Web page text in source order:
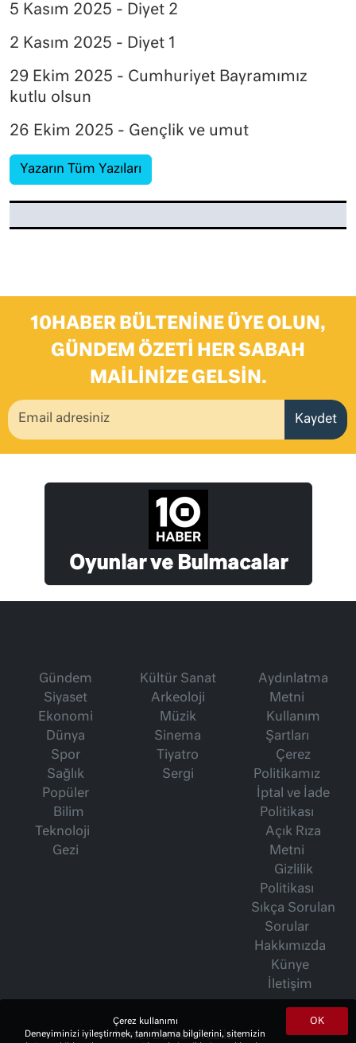
5 Kasım 2025 - Diyet 2
2 Kasım 2025 - Diyet 1
29 Ekim 2025 - Cumhuriyet Bayramımız
kutlu olsun
26 Ekim 2025 - Gençlik ve umut
Yazarın Tüm Yazıları
10HABER BÜLTENINE ÜYE OLUN,
GÜNDEM ÖZETI HER SABAH
MAILINIZE GELSIN.
Kaydet
Oyunlar ve Bulmacalar
Gündem
Siyaset
Ekonomi
Dünya
Spor
Sağlık
Popüler
Bilim
Teknoloji
Gezi
Kültür Sanat
Arkeoloji
Müzik
Sinema
Tiyatro
Sergi
Aydınlatma
Metni
Kullanım
Şartları
Çerez
Politikamız
İptal ve İade
Politikası
Açık Rıza
Metni
Gizlilik
Politikası
Sıkça Sorulan
Sorular
Hakkımızda
Künye
İletişim
İsmet Berkan Yazıları
OK
Çerez kullanımı
Deneyiminizi iyileştirmek, tanımlama bilgilerini, sitemizin